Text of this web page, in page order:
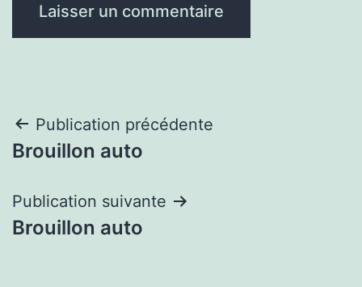
Navigation
de
l’article
Publication précédente
Brouillon auto
Publication suivante
Brouillon auto